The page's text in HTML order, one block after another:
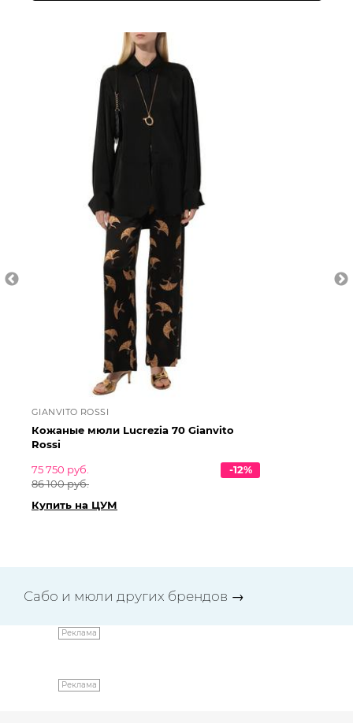
GIANVITO ROSSI
Кожаные мюли Lucrezia 70 Gianvito
Rossi
75 750 руб.
86 100 руб.
-12%
Купить на ЦУМ
Сабо и мюли других брендов →
Реклама
Реклама